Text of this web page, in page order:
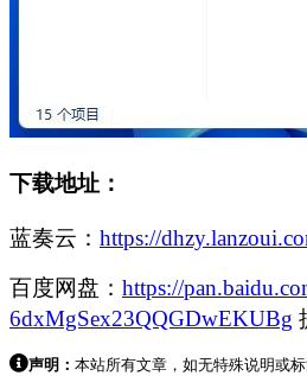
下载地址：
蓝奏云： https://
百度网盘： https://
6dxMgSex23QQGDwEKUBg
声明： 本站所有文章，如无特殊说明或